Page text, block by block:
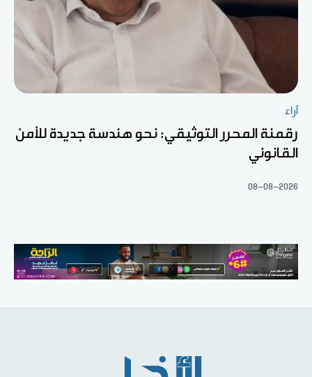
آراء
رقمنة المحرر التوثيقي: نحو هندسة جديدة للأمن
القانوني
08-08-2026